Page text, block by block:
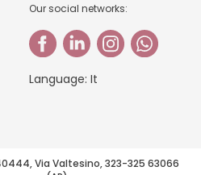
Our social networks:
Language:It
Via Valtesino, 323-325 63066